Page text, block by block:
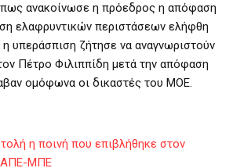
ανακοίνωσε η πρόεδρος η απόφαση
ελαφρυντικών περιστάσεων ελήφθη
υπεράσπιση ζήτησε να αναγνωριστούν
Πέτρο Φιλιππίδη μετά την απόφαση
ομόφωνα οι δικαστές του ΜΟΕ.
η ποινή που επιβλήθηκε στον
ΑΠΕ-ΜΠΕ